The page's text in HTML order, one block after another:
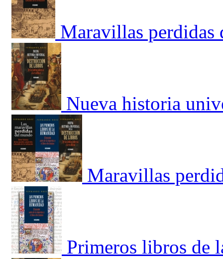
Maravillas perdidas
Nueva historia
Maravillas
Primeros libros de